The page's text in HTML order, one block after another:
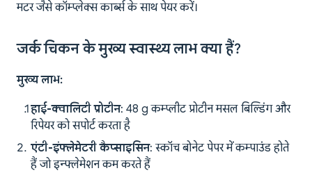
मटर जैसे कॉम्प्लेक्स कार्ब्स के साथ पेयर करें।
जर्क चिकन के मुख्य स्वास्थ्य लाभ क्या हैं?
मुख्य लाभ:
हाई-क्वालिटी प्रोटीन: 48 g कम्प्लीट प्रोटीन मसल बिल्डिंग और
रिपेयर को सपोर्ट करता है
एंटी-इंफ्लेमेटरी कैप्साइसिन: स्कॉच बोनेट पेपर में कम्पाउंड होते
हैं जो इन्फ्लेमेशन कम करते हैं